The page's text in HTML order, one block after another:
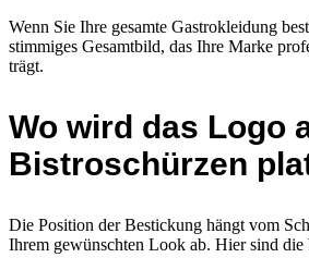
Wenn Sie Ihre gesamte Gastrokleidung
stimmiges Gesamtbild, das Ihre Marke
trägt.
Wo wird das Logo
Bistroschürzen
Die Position der Bestickung hängt vom
Ihrem gewünschten Look ab. Hier sind die